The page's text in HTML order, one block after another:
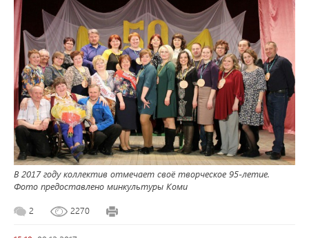
В 2017 году коллектив отмечает своё творческое 95-летие.
Фото предоставлено минкультуры Коми
2 2270